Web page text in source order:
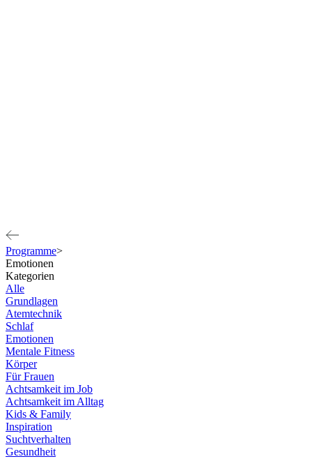
Programme>
Emotionen
Kategorien
Alle
Grundlagen
Atemtechnik
Schlaf
Emotionen
Mentale Fitness
Körper
Für Frauen
Achtsamkeit im Job
Achtsamkeit im Alltag
Kids & Family
Inspiration
Suchtverhalten
Gesundheit